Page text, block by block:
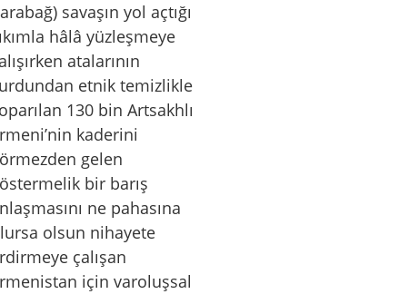
savaşın yol açtığı
hâlâ yüzleşmeye
atalarının
etnik temizlikle
130 bin Artsakhlı
kaderini
gelen
bir barış
ne pahasına
olsun nihayete
çalışan
için varoluşsal